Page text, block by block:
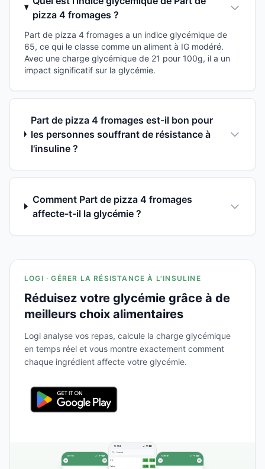
pizza 4 fromages ?
Part de pizza 4 fromages a un indice glycémique de
65, ce qui le classe comme un aliment à IG modéré.
Avec une charge glycémique de 21 pour 100g, il a un
impact significatif sur la glycémie.
Part de pizza 4 fromages est-il bon pour
les personnes souffrant de résistance à
l'insuline ?
Comment Part de pizza 4 fromages
affecte-t-il la glycémie ?
LOGI · GÉRER LA RÉSISTANCE À L'INSULINE
Réduisez votre glycémie grâce à de
meilleurs choix alimentaires
Logi analyse vos repas, calcule la charge glycémique
en temps réel et vous montre exactement comment
chaque ingrédient affecte votre glycémie.